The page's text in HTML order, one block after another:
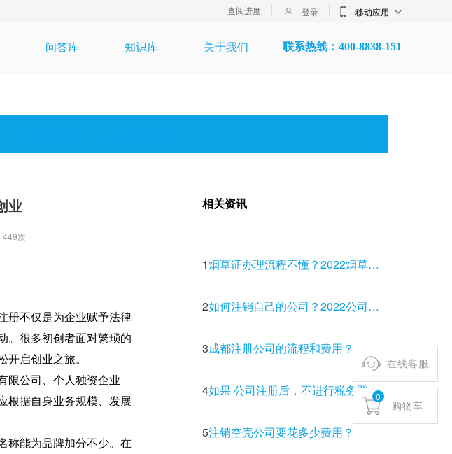
移动应用
查阅进度 登录
问答库 知识库 关于我们 联系热线：400-8838-151
在线客服
0
购物车
业
449次
册不仅是为企业赋予法律
。很多初创者面对繁琐的
启创业之旅。
限公司、个人独资企业
根据自身业务规模、发展
称能为品牌加分不少。在
相关资讯
1烟草证办理流程不懂？2022烟草全新资料流程办理讲解
2如何注销自己的公司？2022公司注销超详细流程详解
3成都注册公司的流程和费用？
4如果 公司注册后，不进行税务登记有什么后果？
5注销空壳公司要花多少费用？